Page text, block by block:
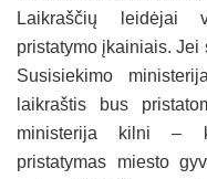
Laikraščių leidėjai
pristatymo įkainiais. Jei
Susisiekimo
laikraštis bus
ministerija kilni –
pristatymas miesto